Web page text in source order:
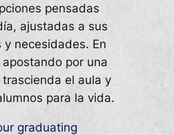
pensadas
ajustadas a sus
y necesidades. En
por una
el aula y
para la vida.
graduating